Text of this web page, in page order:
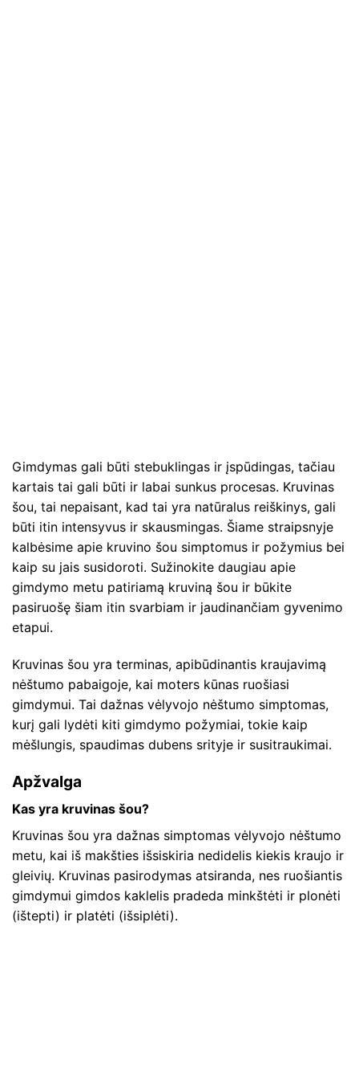
Gimdymas gali būti stebuklingas ir įspūdingas, tačiau
kartais tai gali būti ir labai sunkus procesas. Kruvinas
šou, tai nepaisant, kad tai yra natūralus reiškinys, gali
būti itin intensyvus ir skausmingas. Šiame straipsnyje
kalbėsime apie kruvino šou simptomus ir požymius bei
kaip su jais susidoroti. Sužinokite daugiau apie
gimdymo metu patiriamą kruviną šou ir būkite
pasiruošę šiam itin svarbiam ir jaudinančiam gyvenimo
etapui.
Kruvinas šou yra terminas, apibūdinantis kraujavimą
nėštumo pabaigoje, kai moters kūnas ruošiasi
gimdymui. Tai dažnas vėlyvojo nėštumo simptomas,
kurį gali lydėti kiti gimdymo požymiai, tokie kaip
mėšlungis, spaudimas dubens srityje ir susitraukimai.
Apžvalga
Kas yra kruvinas šou?
Kruvinas šou yra dažnas simptomas vėlyvojo nėštumo
metu, kai iš makšties išsiskiria nedidelis kiekis kraujo ir
gleivių. Kruvinas pasirodymas atsiranda, nes ruošiantis
gimdymui gimdos kaklelis pradeda minkštėti ir plonėti
(ištepti) ir platėti (išsiplėti).